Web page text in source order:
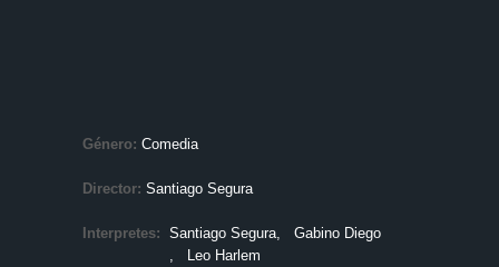
Género: Comedia
Director: Santiago Segura
Interpretes: Santiago Segura , Gabino Diego
, Leo Harlem